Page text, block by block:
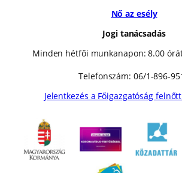
Nő az esély
Jogi tanácsadás
Minden hétfői munkanapon: 8.00
Telefonszám: 06/1-896-
Jelentkezés a Főigazgatóság